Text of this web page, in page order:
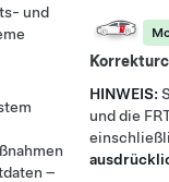
HINWEIS:
und die
und
–